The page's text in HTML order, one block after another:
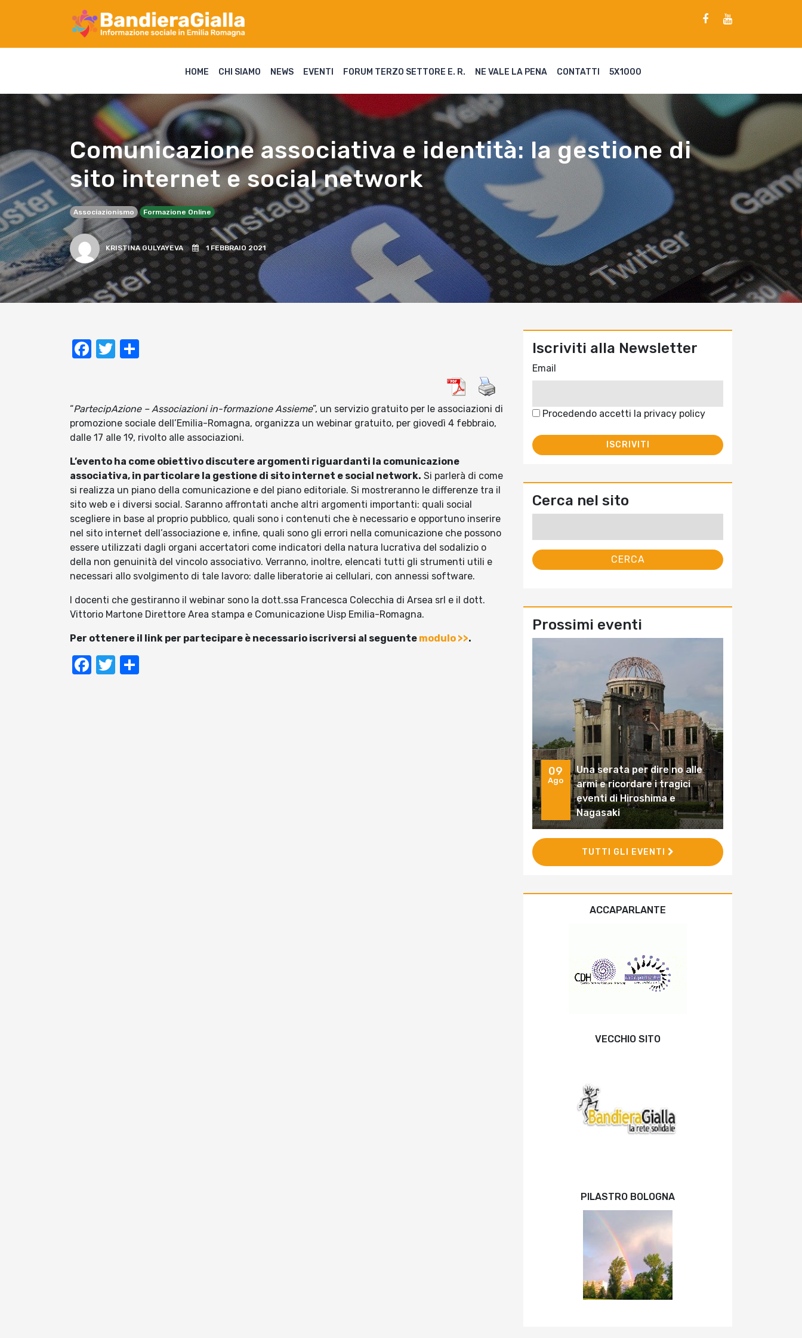
HOME CHI SIAMO NEWS EVENTI FORUM TERZO SETTORE E. R. NE VALE LA PENA CONTATTI 5X1000
Comunicazione associativa e identità: la gestione di
sito internet e social network
Associazionismo Formazione Online
KRISTINA GULYAYEVA 1 FEBBRAIO 2021
Facebook
Twitter
“PartecipAzione – Associazioni in-formazione Assieme”, un servizio gratuito per le associazioni di
promozione sociale dell’Emilia-Romagna, organizza un webinar gratuito, per giovedì 4 febbraio,
dalle 17 alle 19, rivolto alle associazioni.
L’evento ha come obiettivo discutere argomenti riguardanti la comunicazione
associativa, in particolare la gestione di sito internet e social network. Si parlerà di come
si realizza un piano della comunicazione e del piano editoriale. Si mostreranno le differenze tra il
sito web e i diversi social. Saranno affrontati anche altri argomenti importanti: quali social
scegliere in base al proprio pubblico, quali sono i contenuti che è necessario e opportuno inserire
nel sito internet dell’associazione e, infine, quali sono gli errori nella comunicazione che possono
essere utilizzati dagli organi accertatori come indicatori della natura lucrativa del sodalizio o
della non genuinità del vincolo associativo. Verranno, inoltre, elencati tutti gli strumenti utili e
necessari allo svolgimento di tale lavoro: dalle liberatorie ai cellulari, con annessi software.
I docenti che gestiranno il webinar sono la dott.ssa Francesca Colecchia di Arsea srl e il dott.
Vittorio Martone Direttore Area stampa e Comunicazione Uisp Emilia-Romagna.
Per ottenere il link per partecipare è necessario iscriversi al seguente modulo >>.
Facebook
Twitter
Iscriviti alla Newsletter
Email
Procedendo accetti la privacy policy
Cerca nel sito
Prossimi eventi
09
Ago
Una serata per dire no alle
armi e ricordare i tragici
eventi di Hiroshima e
Nagasaki
TUTTI GLI EVENTI
ACCAPARLANTE
VECCHIO SITO
PILASTRO BOLOGNA